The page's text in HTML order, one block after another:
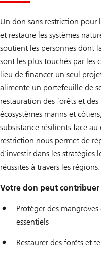
Un don sans restriction pour
et restaure les systèmes
soutient les personnes dont
sont les plus touchés par les
lieu de financer un seul
alimente un portefeuille de
restauration des forêts et
écosystèmes marins et
subsistance résilients face
restriction nous permet de
d’investir dans les stratégies
réussites à travers les régions.
Votre don peut contribuer
Protéger des mangroves
essentiels
Restaurer des forêts et